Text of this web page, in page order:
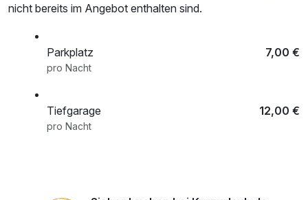
nicht bereits im Angebot enthalten sind.
Parkplatz 7,00 €
pro Nacht
Tiefgarage 12,00 €
pro Nacht